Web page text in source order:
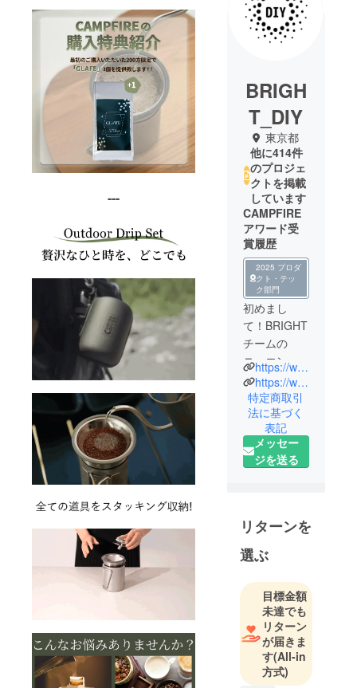
---
BRIGH
T_DIY
東京都
他に414件
のプロジェ
クトを掲載
しています
CAMPFIRE
アワード受
賞履歴
2025 プロダ
クト・テッ
ク部門
初めまし
て！BRIGHT
チームの
ニュエンで
す。
中国の総合
家電メー
カー向けに
人気製品を
多数製造し
日本の皆様
にも是非体
験していた
ロジェクト
を立ち上げ
ました。
最新のテク
ノロジー
で、皆さん
https://www.brightdiy.jp/
https://www.instagram.com/brightdiyjp/
特定商取引
法に基づく
表記
メッセー
ジを送る
リターンを
選ぶ
目標金額
未達でも
リターン
が届きま
す(All-in
方式)